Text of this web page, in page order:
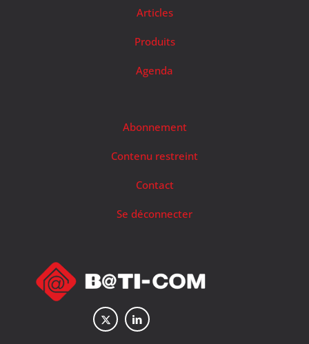
Articles
Produits
Agenda
Abonnement
Contenu restreint
Contact
Se déconnecter